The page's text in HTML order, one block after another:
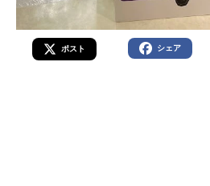
ポスト シェア